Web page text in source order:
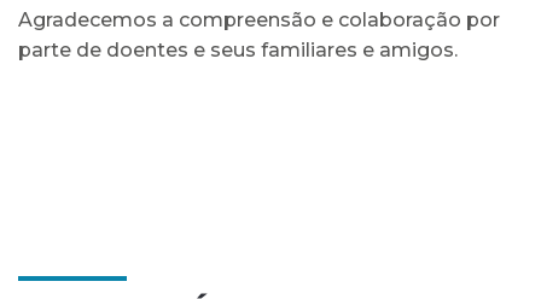
Agradecemos a compreensão e colaboração por
parte de doentes e seus familiares e amigos.